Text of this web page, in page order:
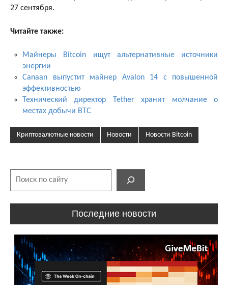
27 сентября.
Читайте также:
Майнеры Bitcoin ищут альтернативные источники
энергии
Canaan выпустит майнер Avalon 14 с повышенной
эффективностью
Технический директор Tether хранит молчание о
местах добычи BTC
Криптовалютные новости Новости Новости Bitcoin
Последние новости